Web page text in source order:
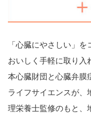
「心臓にやさしい」
おいしく手軽に取り入
本心臓財団と心臓弁膜
ライフサイエンスが、
理栄養士監修のもと、